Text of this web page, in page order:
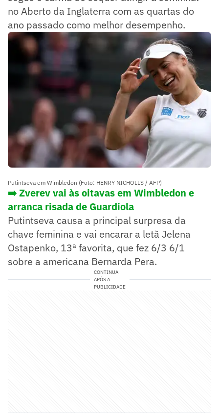
no Aberto da Inglaterra com as quartas do
ano passado como melhor desempenho.
Putintseva em Wimbledon (Foto: HENRY NICHOLLS / AFP)
➡️Zverev vai às oitavas em Wimbledon e
arranca risada de Guardiola
Putintseva causa a principal surpresa da
chave feminina e vai encarar a letã Jelena
Ostapenko, 13ª favorita, que fez 6/3 6/1
sobre a americana Bernarda Pera.
CONTINUA
APÓS A
PUBLICIDADE